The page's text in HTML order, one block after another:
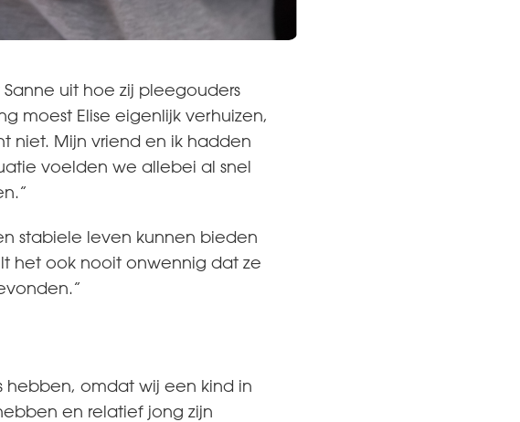
uit hoe zij pleegouders
moest Elise eigenlijk verhuizen,
niet. Mijn vriend en ik hadden
voelden we allebei al snel
stabiele leven kunnen bieden
het ook nooit onwennig dat ze
hebben, omdat wij een kind in
en relatief jong zijn